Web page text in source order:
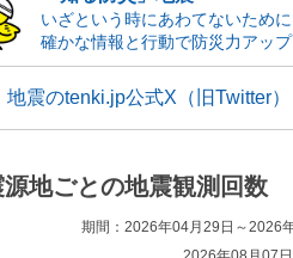
いざという時にあわてないために
確かな情報と行動で防災力アップ
地震のtenki.jp公式X（旧Twitter）
源地ごとの地震観測回数
期間：2026年04月29日～2026